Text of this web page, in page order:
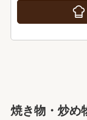
焼き物・炒め